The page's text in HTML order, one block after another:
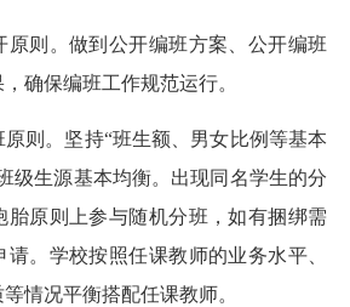
则。做到公开编班方案、公开编班
确保编班工作规范运行。
。坚持“班生额、男女比例等基本
级生源基本均衡。出现同名学生的分
胎原则上参与随机分班，如有捆绑需
。学校按照任课教师的业务水平、
情况平衡搭配任课教师。